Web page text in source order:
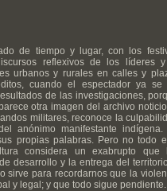
de tiempo y lugar, con los
reflexivos de los líderes
urbanos y rurales en calles y
cuando el espectador ya se
de las investigaciones,
otra imagen del archivo
militares, reconoce la
anónimo manifestante indígena.
propias palabras. Pero no todo
considera un exabrupto que
desarrollo y la entrega del
sirve para recordarnos que la
y legal; y que todo sigue pendiente.